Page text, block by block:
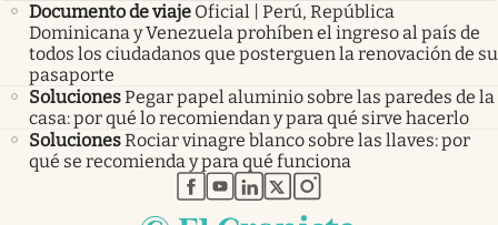
Documento de viaje Oficial | Perú, República
Dominicana y Venezuela prohíben el ingreso al país de
todos los ciudadanos que posterguen la renovación de su
pasaporte
SolucionesPegar papel aluminio sobre las paredes de la
casa: por qué lo recomiendan y para qué sirve hacerlo
SolucionesRociar vinagre blanco sobre las llaves: por
qué se recomienda y para qué funciona
abre en nueva pestaña
abre en nueva pestaña
abre en nueva pestaña
abre en nueva pestaña
abre en nueva pestaña